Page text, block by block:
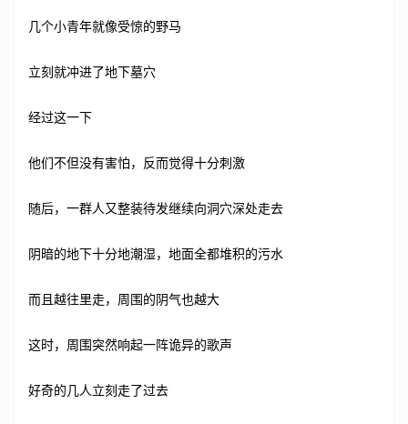
几个小青年就像受惊的野马
立刻就冲进了地下墓穴
经过这一下
他们不但没有害怕，反而觉得十分刺激
随后，一群人又整装待发继续向洞穴深处走去
阴暗的地下十分地潮湿，地面全都堆积的污水
而且越往里走，周围的阴气也越大
这时，周围突然响起一阵诡异的歌声
好奇的几人立刻走了过去